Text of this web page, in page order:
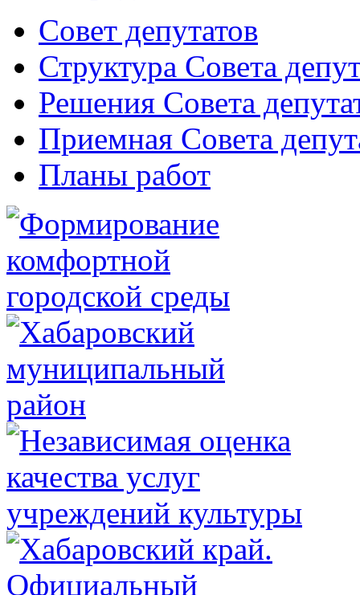
Совет депутатов
Структура Совета
Решения Совета
Приемная Совета
Планы работ